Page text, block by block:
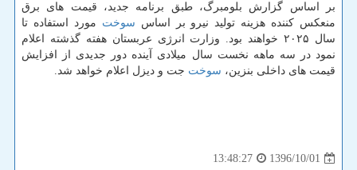
بر اساس گزارش بلومبرگ، طبق برنامه جدید، قیمت های برق
منعكس كننده هزینه تولید نیرو بر اساس سوخت مورد استفاده تا
سال ۲۰۲۵ خواهند بود. وزارت انرژی عربستان هفته گذشته اعلام
نمود در سه ماهه نخست سال میلادی آینده دور جدیدی از افزایش
قیمت های داخلی بنزین، سوخت جت و دیزل اعلام خواهد شد.
1396/10/01
13:48:27